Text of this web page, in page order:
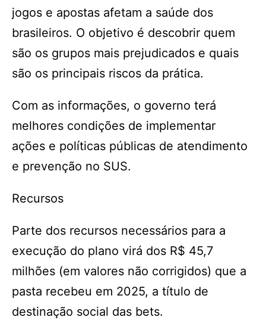
jogos e apostas afetam a saúde dos
brasileiros. O objetivo é descobrir quem
são os grupos mais prejudicados e quais
são os principais riscos da prática.
Com as informações, o governo terá
melhores condições de implementar
ações e políticas públicas de atendimento
e prevenção no SUS.
Recursos
Parte dos recursos necessários para a
execução do plano virá dos R$ 45,7
milhões (em valores não corrigidos) que a
pasta recebeu em 2025, a título de
destinação social das bets.